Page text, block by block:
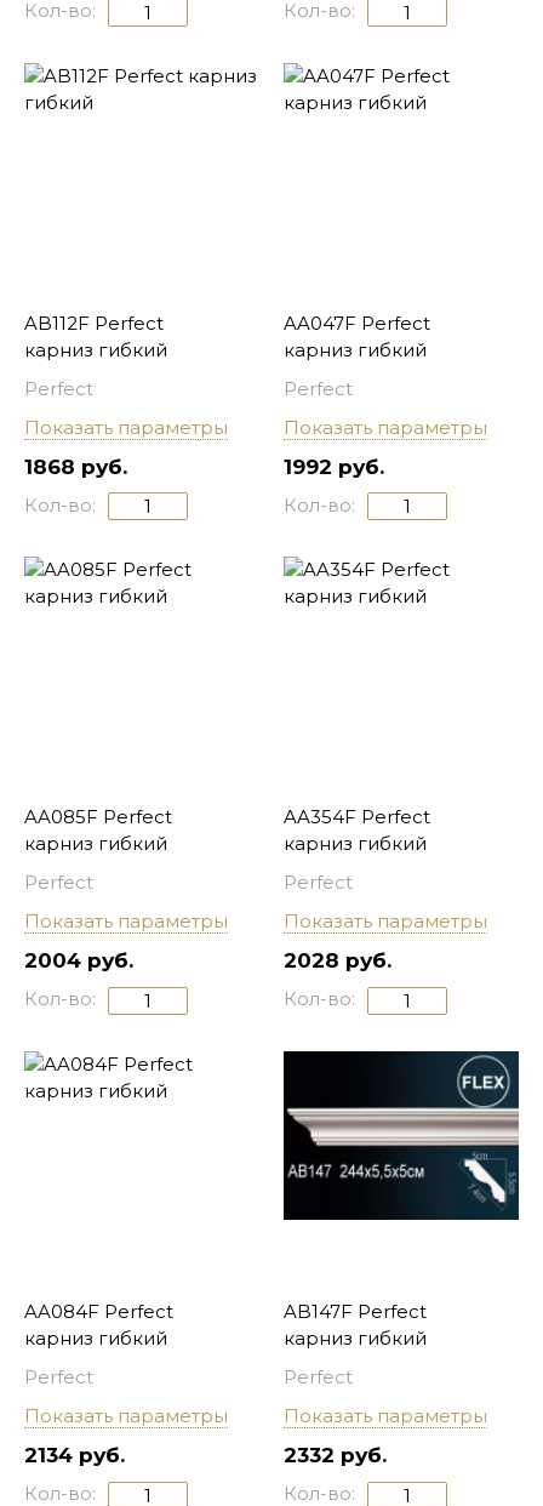
Кол-во: Кол-во:
AB112F Perfect
карниз гибкий
Perfect
Показать параметры
1868 руб.
Кол-во:
AA047F Perfect
карниз гибкий
Perfect
Показать параметры
1992 руб.
Кол-во:
AA085F Perfect
карниз гибкий
Perfect
Показать параметры
2004 руб.
Кол-во:
AA354F Perfect
карниз гибкий
Perfect
Показать параметры
2028 руб.
Кол-во:
AA084F Perfect
карниз гибкий
Perfect
Показать параметры
2134 руб.
Кол-во:
AB147F Perfect
карниз гибкий
Perfect
Показать параметры
2332 руб.
Кол-во: